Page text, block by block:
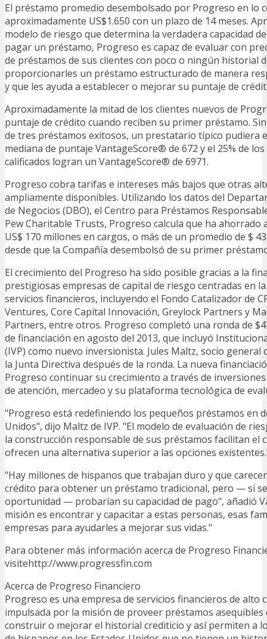
El préstamo promedio desembolsado por Progreso en lo
aproximadamente US$1.650 con un plazo de 14 meses.
modelo de riesgo que determina la verdadera capacidad
pagar un préstamo, Progreso es capaz de evaluar con
de préstamos de sus clientes con poco o ningún historial
proporcionarles un préstamo estructurado de manera
y que les ayuda a establecer o mejorar su puntaje de
Aproximadamente la mitad de los clientes nuevos de
puntaje de crédito cuando reciben su primer préstamo.
de tres préstamos exitosos, un prestatario típico pudiera
mediana de puntaje VantageScore® de 672 y el 25% de
calificados logran un VantageScore® de 6971.
Progreso cobra tarifas e intereses más bajos que otras
ampliamente disponibles. Utilizando los datos del
de Negocios (DBO), el Centro para Préstamos
Pew Charitable Trusts, Progreso calcula que ha ahorrado
US$ 170 millones en cargos, o más de un promedio de $
desde que la Compañía desembolsó de su primer
El crecimiento del Progreso ha sido posible gracias a la
prestigiosas empresas de capital de riesgo centradas en
servicios financieros, incluyendo el Fondo Catalizador de
Ventures, Core Capital Innovación, Greylock Partners y
Partners, entre otros. Progreso completó una ronda de
de financiación en agosto del 2013, que incluyó
(IVP) como nuevo inversionista. Jules Maltz, socio general
la Junta Directiva después de la ronda. La nueva
Progreso continuar su crecimiento a través de
de atención, mercadeo y su plataforma tecnológica de
"Progreso está redefiniendo los pequeños préstamos en
Unidos", dijo Maltz de IVP. "El modelo de evaluación de
la construcción responsable de sus préstamos facilitan el
ofrecen una alternativa superior a las opciones
"Hay millones de hispanos que trabajan duro y que
crédito para obtener un préstamo tradicional, pero — si
oportunidad — probarían su capacidad de pago", añadió
misión es encontrar y capacitar a estas personas, esas
empresas para ayudarles a mejorar sus vidas."
Para obtener más información acerca de Progreso
visitehttp://www.progressfin.com
Acerca de Progreso Financiero
Progreso es una empresa de servicios financieros de alto
impulsada por la misión de proveer préstamos asequibles
construir o mejorar el historial crediticio y así permiten a